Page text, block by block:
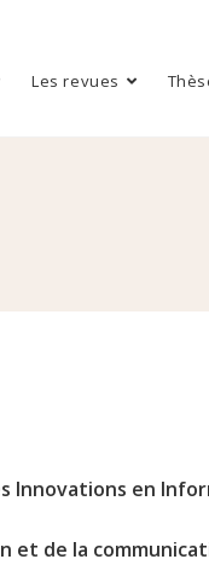
Les revues
Innovations en
et de la